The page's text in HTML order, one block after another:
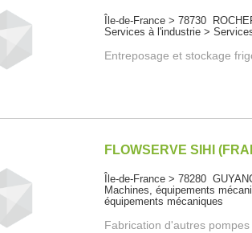
Île-de-France > 78730
Services à l'industrie >
Entreposage et stockage
FLOWSERVE SIHI
Île-de-France > 78280
Machines, équipements
équipements mécaniques
Fabrication d'autres